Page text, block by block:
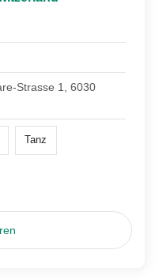
Strasse 1, 6030
Tanz